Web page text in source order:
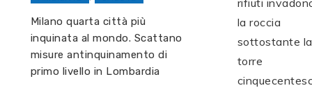
Milano quarta città più
inquinata al mondo. Scattano
misure antinquinamento di
primo livello in Lombardia
rifiuti
la roccia
sottostante la
torre